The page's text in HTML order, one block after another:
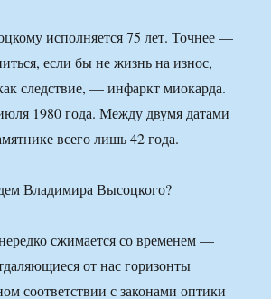
исполняется 75 лет. Точнее —
если бы не жизнь на износ,
следствие, — инфаркт миокарда.
1980 года. Между двумя датами
всего лишь 42 года.
сжимается со временем —
от нас горизонты
соответствии с законами оптики